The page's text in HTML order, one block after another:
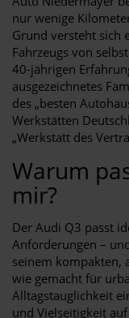
nur wenige
Grund versteht sich
Fahrzeugs von
40-jährigen
ausgezeichnetes
des „besten
Werkstätten
„Werkstatt des
Warum
mir?
Der Audi Q3 passt
Anforderungen –
seinem kompakten,
wie gemacht für
Alltagstauglichkeit
und Vielseitigkeit